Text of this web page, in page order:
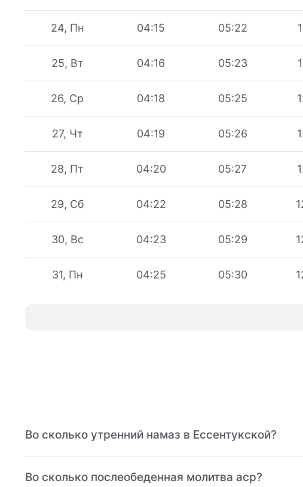
24, Пн 04:15 05:22
25, Вт 04:16 05:23
26, Ср 04:18 05:25
27, Чт 04:19 05:26
28, Пт 04:20 05:27
29, Сб 04:22 05:28
30, Вс 04:23 05:29
31, Пн 04:25 05:30
Во сколько утренний намаз в Ессентукской?
Во сколько послеобеденная молитва аср?